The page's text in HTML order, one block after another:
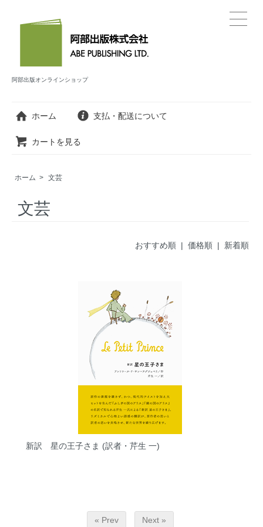
阿部出版オンラインショップ
ホーム 支払・配送について
カートを見る
ホーム > 文芸
文芸
おすすめ順| 価格順 | 新着順
新訳 星の王子さま (訳者・芹生 一)
« Prev Next »